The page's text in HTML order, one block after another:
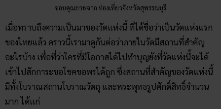
โบราณสถานและโบราณวัตถุ
ภายในวัดเขาทำเทียม มีซากโบสถ์และฐานเจดีย์สมัยอยุธยาตอน
ปลาย ที่กรมศิลปากรได้ขุดแต่งเสริมความมั่นคงของฐานรากในปี
พ.ศ. 2555 โดยเจดีย์เป็นเจดีย์ทรงระฆังกลมฐานสี่เหลี่ยมจัตุรัส
ขนาด 6 เมตร โบสถ์สี่เหลี่ยมผืนผ้า หันหน้าไปทางทิศตะวันออก